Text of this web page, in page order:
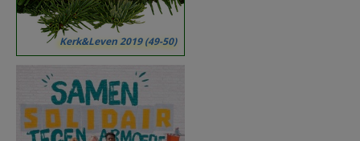
Kerk&Leven 2019 (49-50)